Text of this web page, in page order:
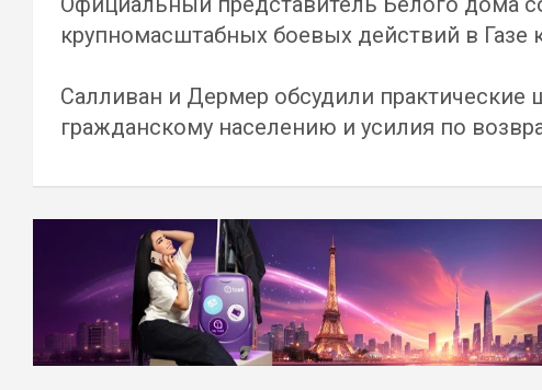
крупномасштабных боевых действий в
Салливан и Дермер обсудили практические
гражданскому населению и усилия по
Навигация
записям